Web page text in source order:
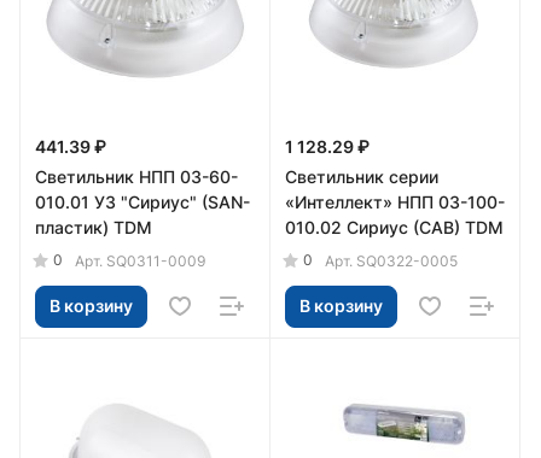
441.39 ₽
Светильник НПП 03-60-
010.01 У3 "Сириус" (SAN-
пластик) TDM
0 Арт. SQ0311-0009
В корзину
1 128.29 ₽
Светильник серии
«Интеллект» НПП 03-100-
010.02 Сириус (САВ) TDM
0 Арт. SQ0322-0005
В корзину